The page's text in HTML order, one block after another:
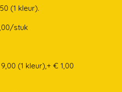
(1 kleur).
stuk
(1 kleur),+ € 1,00